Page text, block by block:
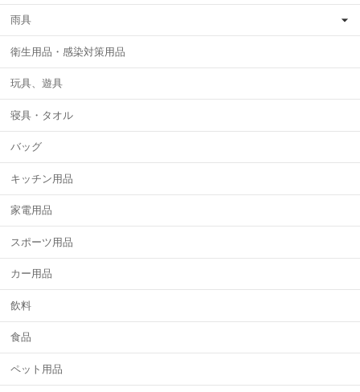
雨具
衛生用品・感染対策用品
玩具、遊具
寝具・タオル
バッグ
キッチン用品
家電用品
スポーツ用品
カー用品
飲料
食品
ペット用品